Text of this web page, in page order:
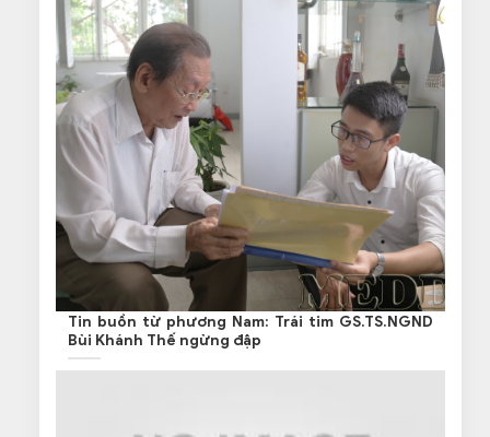
Tin buồn từ phương Nam: Trái tim GS.TS.NGND
Bùi Khánh Thế ngừng đập